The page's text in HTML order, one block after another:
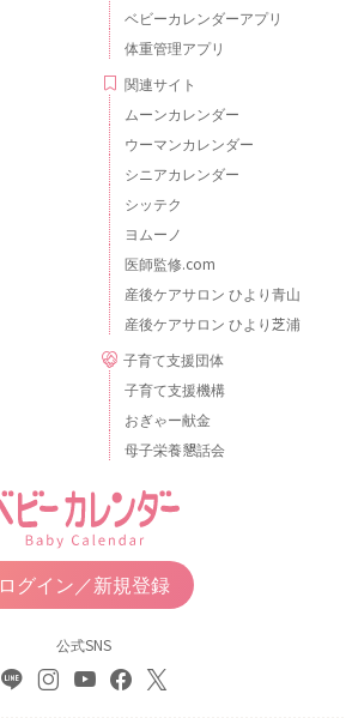
ベビーカレンダーアプリ
体重管理アプリ
関連サイト
ムーンカレンダー
ウーマンカレンダー
シニアカレンダー
シッテク
ヨムーノ
医師監修.com
産後ケアサロン ひより青山
産後ケアサロン ひより芝浦
子育て支援団体
子育て支援機構
おぎゃー献金
母子栄養懇話会
ログイン／新規登録
公式SNS